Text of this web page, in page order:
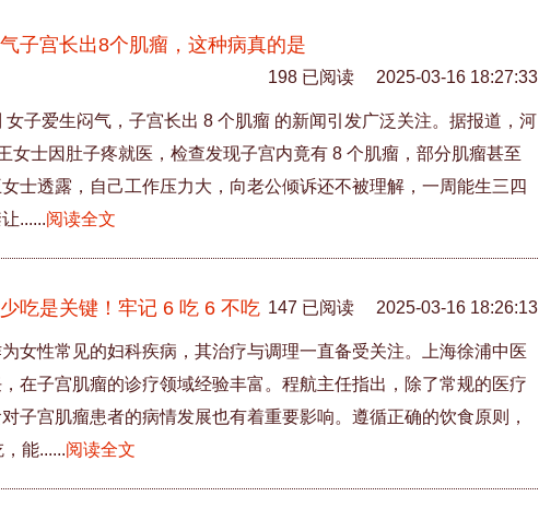
子宫长出8个肌瘤，这种病真的是
198 已阅读 2025-03-16 18:27:33
女子爱生闷气，子宫长出 8 个肌瘤 的新闻引发广泛关注。据报道，河
女士因肚子疼就医，检查发现子宫内竟有 8 个肌瘤，部分肌瘤甚至
士透露，自己工作压力大，向老公倾诉还不被理解，一周能生三四
......阅读全文
吃是关键！牢记 6 吃 6 不吃 147 已阅读 2025-03-16 18:26:13
女性常见的妇科疾病，其治疗与调理一直备受关注。上海徐浦中医
在子宫肌瘤的诊疗领域经验丰富。程航主任指出，除了常规的医疗
子宫肌瘤患者的病情发展也有着重要影响。遵循正确的饮食原则，
能......阅读全文